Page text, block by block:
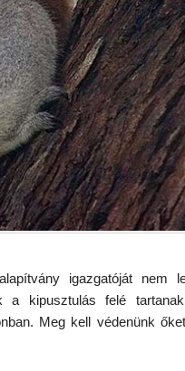
igazgatóját nem
a kipusztulás felé
Meg kell védenünk